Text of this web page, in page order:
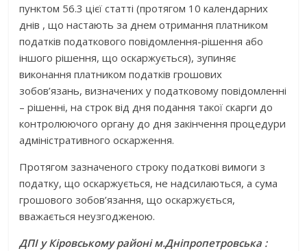
пунктом 56.3 цієї статті (протягом 10 календарних
днів , що настають за днем отримання платником
податків податкового повідомлення-рішення або
іншого рішення, що оскаржується), зупиняє
виконання платником податків грошових
зобов’язань, визначених у податковому повідомленні
– рішенні, на строк від дня подання такої скарги до
контролюючого органу до дня закінчення процедури
адміністративного оскарження.
Протягом зазначеного строку податкові вимоги з
податку, що оскаржується, не надсилаються, а сума
грошового зобов’язання, що оскаржується,
вважається неузгодженою.
ДПІ у Кіровському районі м.Дніпропетровська :